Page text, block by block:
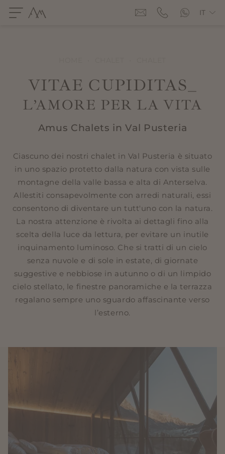
IT
VITAE CUPIDITAS_
L’AMORE PER LA VITA
Amus Chalets in Val Pusteria
Ciascuno dei nostri chalet in Val Pusteria è situato
in uno spazio protetto dalla natura con vista sulle
montagne della valle bassa e alta di Anterselva.
Allestiti consapevolmente con arredi naturali, essi
consentono di diventare un tutt'uno con la natura.
La nostra attenzione è rivolta ai dettagli fino alla
scelta della luce da lettura, per evitare un inutile
inquinamento luminoso. Che si tratti di un cielo
senza nuvole e di sole in estate, di giornate
suggestive e nebbiose in autunno o di un limpido
cielo stellato, le finestre panoramiche e la terrazza
regalano sempre uno sguardo affascinante verso
l’esterno.